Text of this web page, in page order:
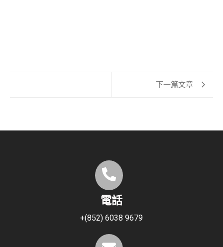
下一篇文章
電話
+(852) 6038 9679